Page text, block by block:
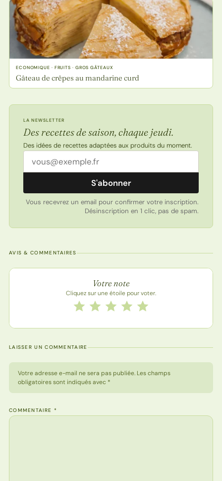
ECONOMIQUE · FRUITS · GROS GÂTEAUX
Gâteau de crêpes au mandarine curd
LA NEWSLETTER
Des recettes de saison, chaque jeudi.
Des idées de recettes adaptées aux produits du moment.
Adresse email
S'abonner
Vous recevrez un email pour confirmer votre inscription.
Désinscription en 1 clic, pas de spam.
AVIS & COMMENTAIRES
Note de la recette
Votre note
Cliquez sur une étoile pour voter.
Notez cette recette de 1 à 5 étoiles
5 étoiles
4 étoiles
3 étoiles
2 étoiles
1 étoile
LAISSER UN COMMENTAIRE
Votre adresse e-mail ne sera pas publiée. Les champs
obligatoires sont indiqués avec *
COMMENTAIRE *